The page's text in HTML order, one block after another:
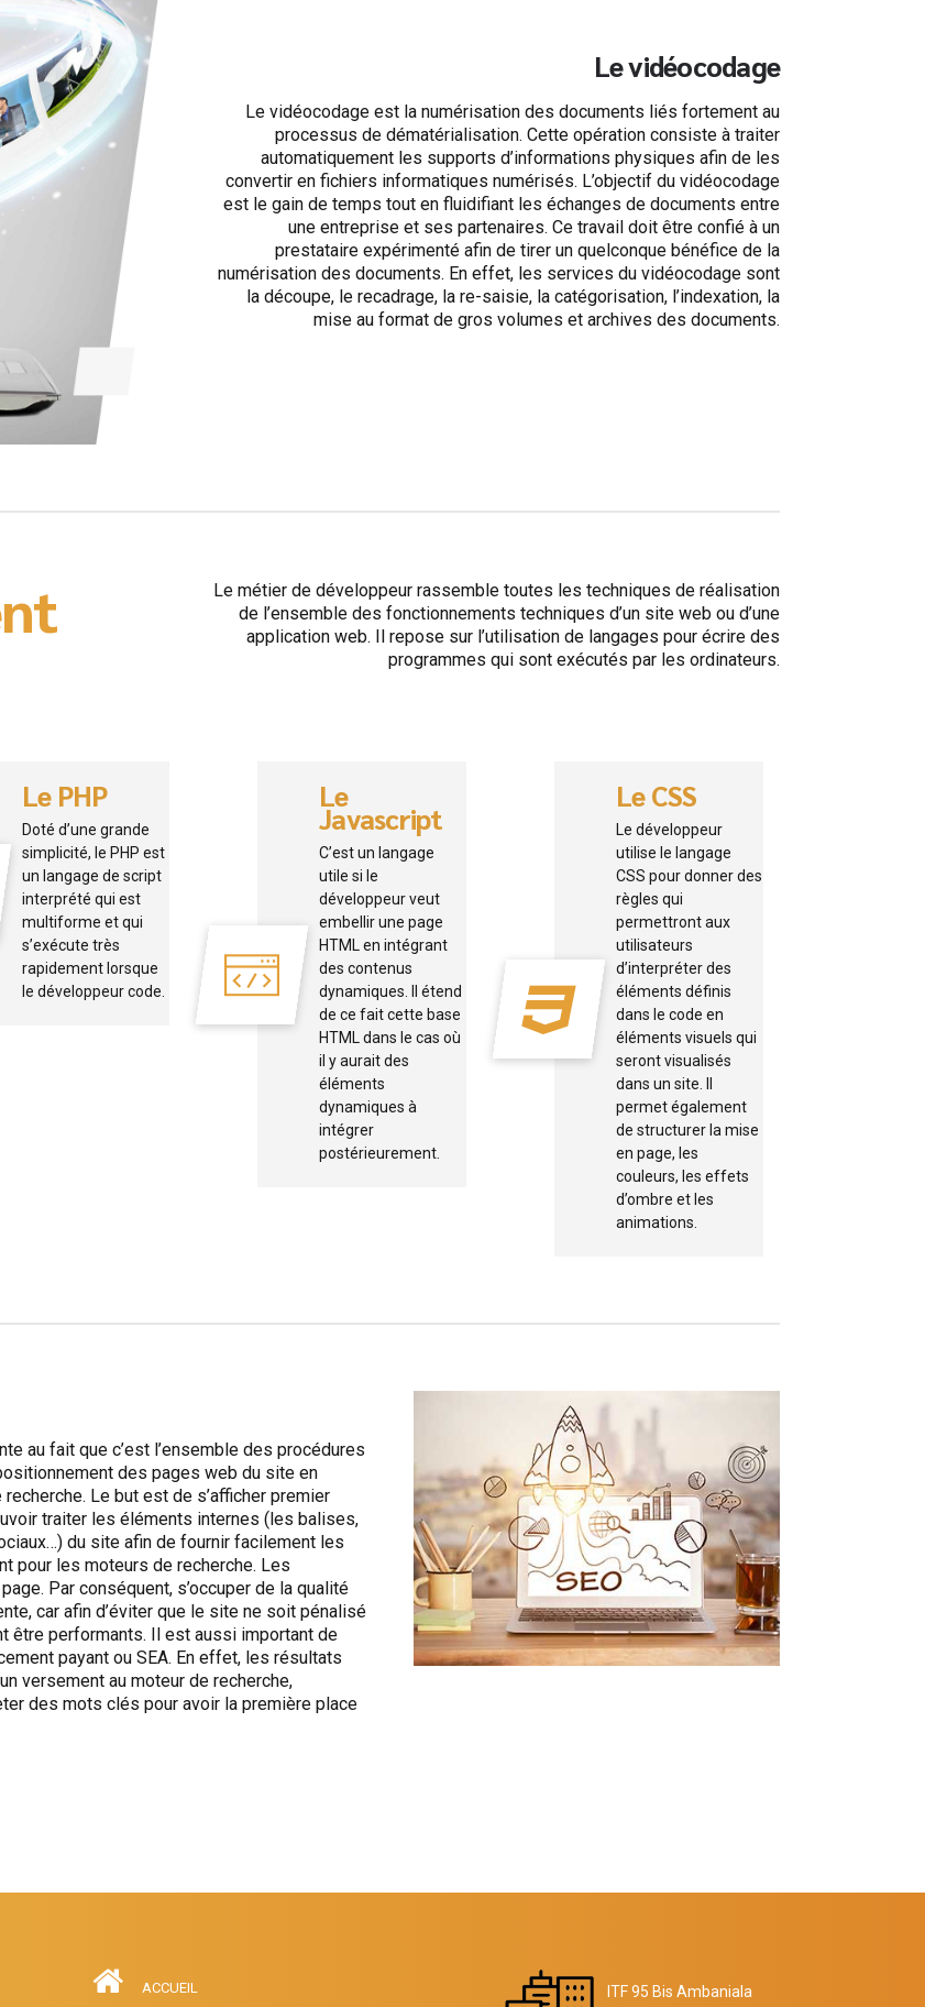
Le vidéocodage
Le vidéocodage est la numérisation des documents liés fortement au
processus de dématérialisation. Cette opération consiste à traiter
automatiquement les supports d’informations physiques afin de les
convertir en fichiers informatiques numérisés. L’objectif du vidéocodage
est le gain de temps tout en fluidifiant les échanges de documents entre
une entreprise et ses partenaires. Ce travail doit être confié à un
prestataire expérimenté afin de tirer un quelconque bénéfice de la
numérisation des documents. En effet, les services du vidéocodage sont
la découpe, le recadrage, la re-saisie, la catégorisation, l’indexation, la
mise au format de gros volumes et archives des documents.
Le métier de développeur rassemble toutes les techniques de réalisation
de l’ensemble des fonctionnements techniques d’un site web ou d’une
application web. Il repose sur l’utilisation de langages pour écrire des
programmes qui sont exécutés par les ordinateurs.
Le PHP
Doté d’une grande
simplicité, le PHP est
un langage de script
interprété qui est
multiforme et qui
s’exécute très
rapidement lorsque
le développeur code.
Le
Javascript
C’est un langage
utile si le
développeur veut
embellir une page
HTML en intégrant
des contenus
dynamiques. Il étend
de ce fait cette base
HTML dans le cas où
il y aurait des
éléments
dynamiques à
intégrer
postérieurement.
Le CSS
Le développeur
utilise le langage
CSS pour donner des
règles qui
permettront aux
utilisateurs
d’interpréter des
éléments définis
dans le code en
éléments visuels qui
seront visualisés
dans un site. Il
permet également
de structurer la mise
en page, les
couleurs, les effets
d’ombre et les
animations.
au fait que c’est l’ensemble des procédures
des pages web du site en
Le but est de s’afficher premier
traiter les éléments internes (les balises,
du site afin de fournir facilement les
pour les moteurs de recherche. Les
Par conséquent, s’occuper de la qualité
car afin d’éviter que le site ne soit pénalisé
être performants. Il est aussi important de
payant ou SEA. En effet, les résultats
versement au moteur de recherche,
des mots clés pour avoir la première place
ACCUEIL
ITF 95 Bis Ambaniala